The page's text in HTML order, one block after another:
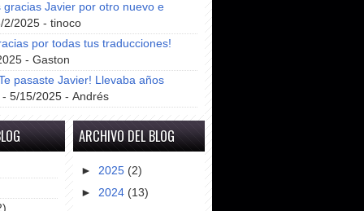
gracias Javier por otro nuevo e
2025 - tinoco
por todas tus traducciones!
- Gaston
pasaste Javier! Llevaba años
- 5/15/2025 - Andrés
ARCHIVO DEL BLOG
► 2025 (2)
► 2024 (13)